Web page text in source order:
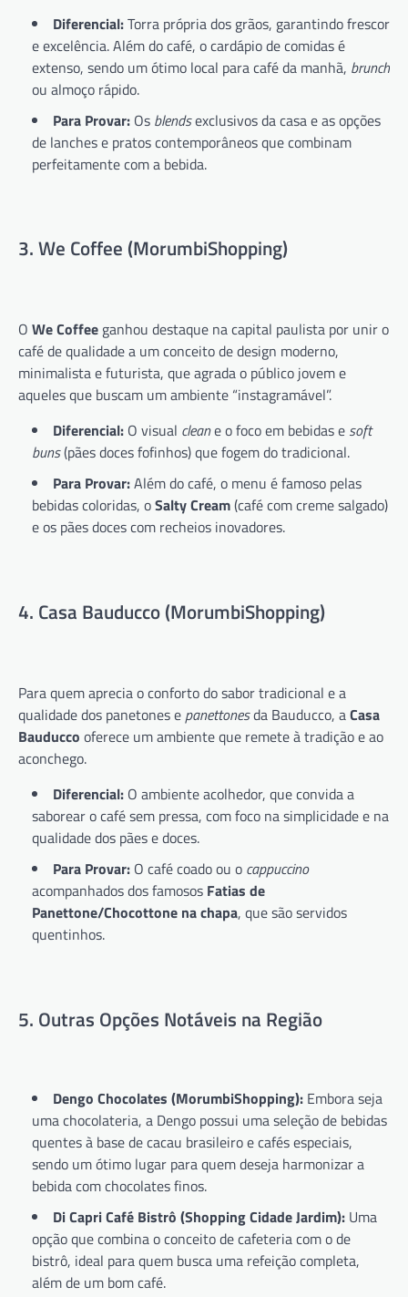
Diferencial:Torra própria dos grãos, garantindo frescor
e excelência. Além do café, o cardápio de comidas é
extenso, sendo um ótimo local para café da manhã, brunch
ou almoço rápido.
Para Provar: Os blendsexclusivos da casa e as opções
de lanches e pratos contemporâneos que combinam
perfeitamente com a bebida.
3. We Coffee (MorumbiShopping)
O We Coffee ganhou destaque na capital paulista por unir o
café de qualidade a um conceito de design moderno,
minimalista e futurista, que agrada o público jovem e
aqueles que buscam um ambiente “instagramável”.
Diferencial: O visual cleane o foco em bebidas e soft
buns(pães doces fofinhos) que fogem do tradicional.
Para Provar:Além do café, o menu é famoso pelas
bebidas coloridas, oSalty Cream(café com creme salgado)
e os pães doces com recheios inovadores.
4. Casa Bauducco (MorumbiShopping)
Para quem aprecia o conforto do sabor tradicional e a
qualidade dos panetones e panettonesda Bauducco, aCasa
Bauducco oferece um ambiente que remete à tradição e ao
aconchego.
Diferencial: O ambiente acolhedor, que convida a
saborear o café sem pressa, com foco na simplicidade e na
qualidade dos pães e doces.
Para Provar: O café coado ou o cappuccino
acompanhados dos famosos Fatias de
Panettone/Chocottone na chapa, que são servidos
quentinhos.
5. Outras Opções Notáveis na Região
Dengo Chocolates (MorumbiShopping): Embora seja
uma chocolateria, a Dengo possui uma seleção de bebidas
quentes à base de cacau brasileiro e cafés especiais,
sendo um ótimo lugar para quem deseja harmonizar a
bebida com chocolates finos.
Di Capri Café Bistrô (Shopping Cidade Jardim): Uma
opção que combina o conceito de cafeteria com o de
bistrô, ideal para quem busca uma refeição completa,
além de um bom café.